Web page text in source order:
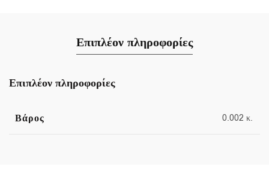
Επιπλέον πληροφορίες
Επιπλέον πληροφορίες
Βάρος 0.002 κ.